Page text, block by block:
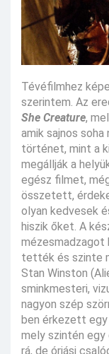
Tévéfilmhez
szerintem. Az
She Creature,
amik sajnos
történet, mint a
megállják a
egész filmet,
összetett,
olyan kedvesek
hiszik őket. A
tették és szinte
Stan Winston
sminkmesteri,
nagyon szép
ben érkezett
mely szintén
rá, de óriási